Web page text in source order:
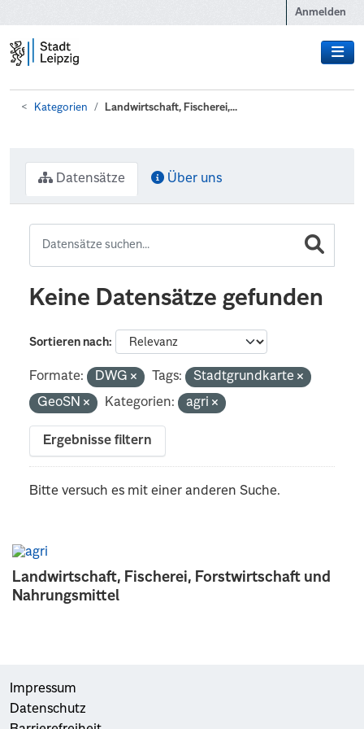
Anmelden
Kategorien Landwirtschaft, Fischerei,...
Landwirtschaft, Fischerei, Forstwirtschaft und
Nahrungsmittel
Datensätze Über uns
Keine Datensätze gefunden
Sortieren nach
Formate: DWG Tags:
Stadtgrundkarte
GeoSN
Kategorien: agri
Ergebnisse filtern
Bitte versuch es mit einer anderen Suche.
Impressum
Datenschutz